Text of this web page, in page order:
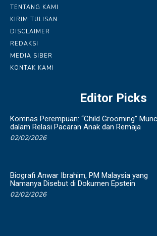
TENTANG KAMI
KIRIM TULISAN
DISCLAIMER
REDAKSI
MEDIA SIBER
KONTAK KAMI
Editor Picks
Komnas Perempuan: “Child Grooming”
dalam Relasi Pacaran Anak dan Remaja
02/02/2026
Biografi Anwar Ibrahim, PM Malaysia yang
Namanya Disebut di Dokumen Epstein
02/02/2026